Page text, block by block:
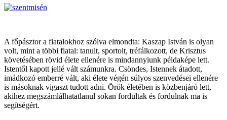
A főpásztor a fiatalokhoz szólva elmondta: Kaszap István is olyan
volt, mint a többi fiatal: tanult, sportolt, tréfálkozott, de Krisztus
követésében rövid élete ellenére is mindannyiunk példaképe lett.
Istentől kapott jellé vált számunkra. Csöndes, Istennek átadott,
imádkozó emberré vált, aki élete végén súlyos szenvedései ellenére
is másoknak vigaszt tudott adni. Örök életében is közbenjáró lett,
akihez megszámlálhatatlanul sokan fordultak és fordulnak ma is
segítségért.